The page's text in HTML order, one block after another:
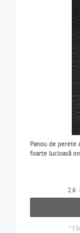
Panou de perete
foarte lucioasă
2.6
*